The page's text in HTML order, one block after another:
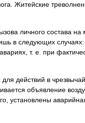
Житейские
личного состава на
в следующих
т. е. при
действий в
объявление
установлены